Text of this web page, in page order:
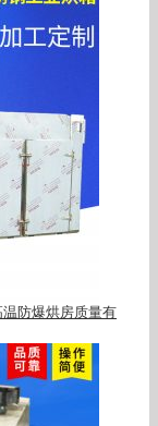
防爆烘房质量有